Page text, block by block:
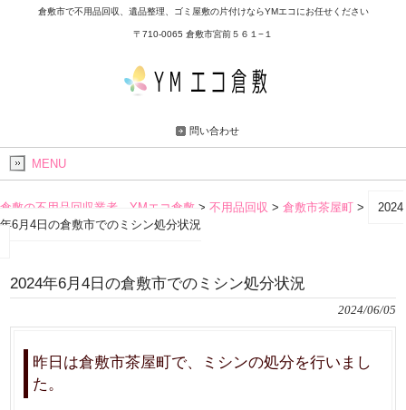
倉敷市で不用品回収、遺品整理、ゴミ屋敷の片付けならYMエコにお任せください
〒710-0065 倉敷市宮前５６１−１
問い合わせ
MENU
倉敷の不用品回収業者 YMエコ倉敷 > 不用品回収 > 倉敷市茶屋町 >
2024
年6月4日の倉敷市でのミシン処分状況
2024年6月4日の倉敷市でのミシン処分状況
2024/06/05
昨日は倉敷市茶屋町で、ミシンの処分を行いまし
た。